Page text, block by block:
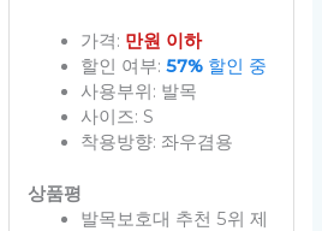
가격: 만원 이하
할인 여부: 57%할인 중
사용부위: 발목
사이즈: S
착용방향: 좌우겸용
상품평
발목보호대 추천 5위 제